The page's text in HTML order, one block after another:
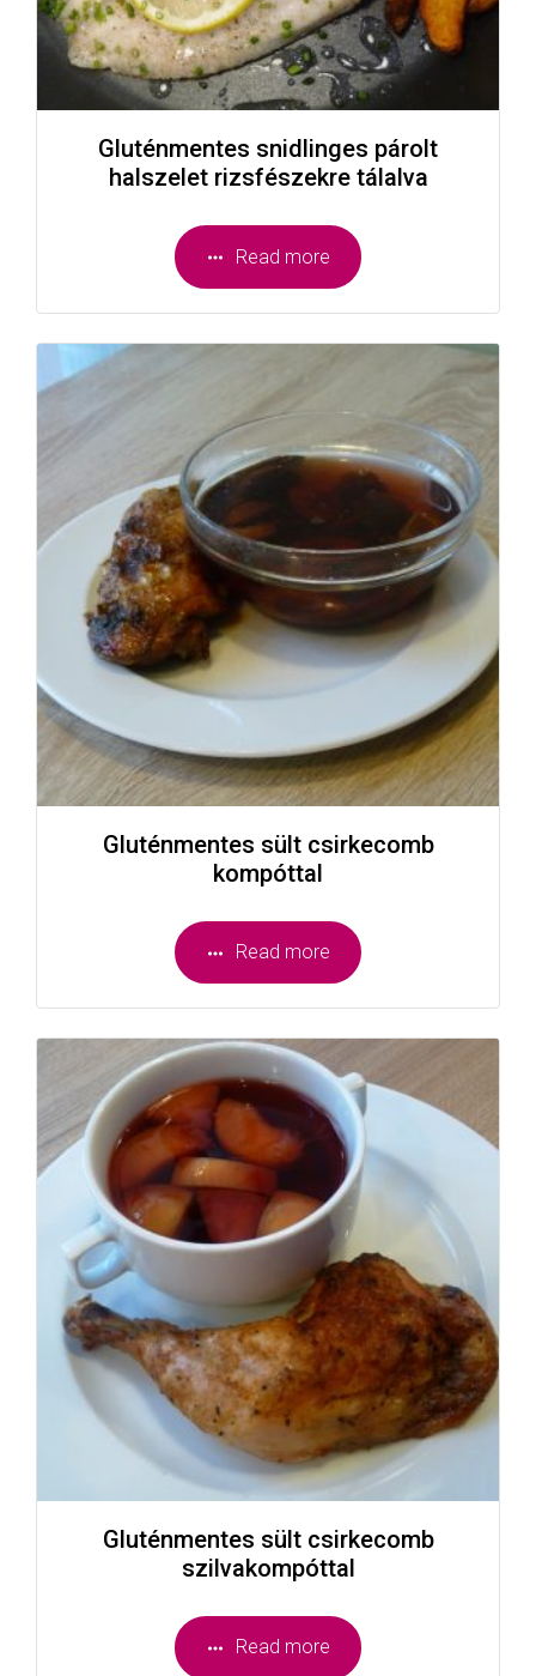
Gluténmentes snidlinges párolt
halszelet rizsfészekre tálalva
Read more
Gluténmentes sült csirkecomb
kompóttal
Read more
Gluténmentes sült csirkecomb
szilvakompóttal
Read more